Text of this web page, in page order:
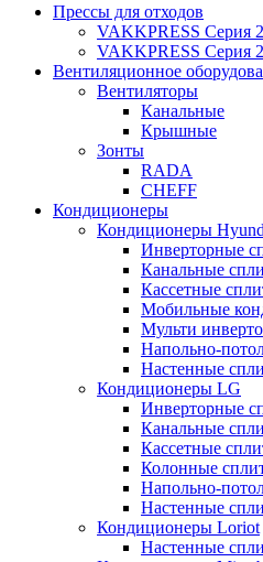
Прессы для отходов
VAKKPRESS Серия
VAKKPRESS Серия
Вентиляционное
Вентиляторы
Канальные
Крышные
Зонты
RADA
CHEFF
Кондиционеры
Кондиционеры
Инверторные
Канальные
Кассетные
Мобильные
Мульти
Напольно-
Настенные
Кондиционеры LG
Инверторные
Канальные
Кассетные
Колонные
Напольно-
Настенные
Кондиционеры Loriot
Настенные